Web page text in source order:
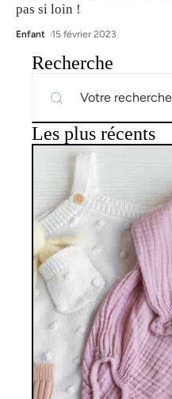
pas si loin !
Enfant 15 février 2023
Recherche
Les plus récents